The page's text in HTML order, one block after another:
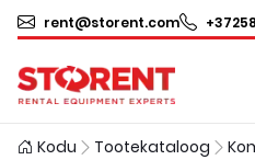
rent@storent.com
Kodu Tootekataloog